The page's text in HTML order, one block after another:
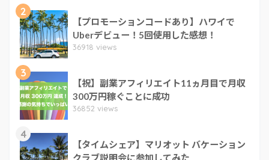
2
【プロモーションコードあり】ハワイで
Uberデビュー！5回使用した感想！
36918 views
3
【祝】副業アフィリエイト11ヵ月目で月収
300万円稼ぐことに成功
36852 views
4
【タイムシェア】マリオット バケーション
クラブ説明会に参加してみた